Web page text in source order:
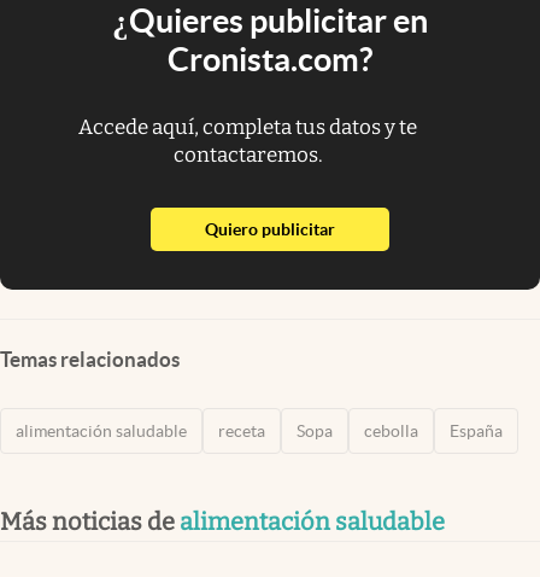
¿Quieres publicitar en
Cronista.com?
Accede aquí, completa tus datos y te
contactaremos.
Quiero publicitarabre en nueva pestaña
Temas relacionados
alimentación saludable receta Sopa cebolla España
Más noticias de alimentación saludable